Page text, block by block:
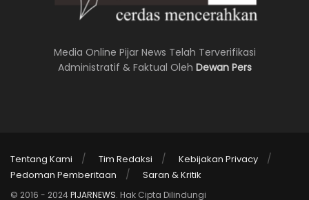
Media Online Pijar News Telah Terverifikasi
Administratif & Faktual Oleh Dewan Pers
Tentang Kami Tim Redaksi
Kebijakan Privacy
Pedoman Pemberitaan
Saran & Kritik
© 2016 - 2024PIJARNEWS. Hak Cipta Dilindungi